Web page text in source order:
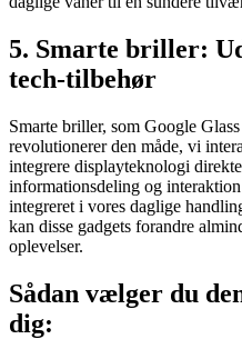
5. Smarte briller:
tech-tilbehør
Smarte briller, som Google
revolutionerer den måde, vi
integrere displayteknologi
informationsdeling og
integreret i vores daglige
kan disse gadgets forandre
oplevelser.
Sådan vælger du
dig: